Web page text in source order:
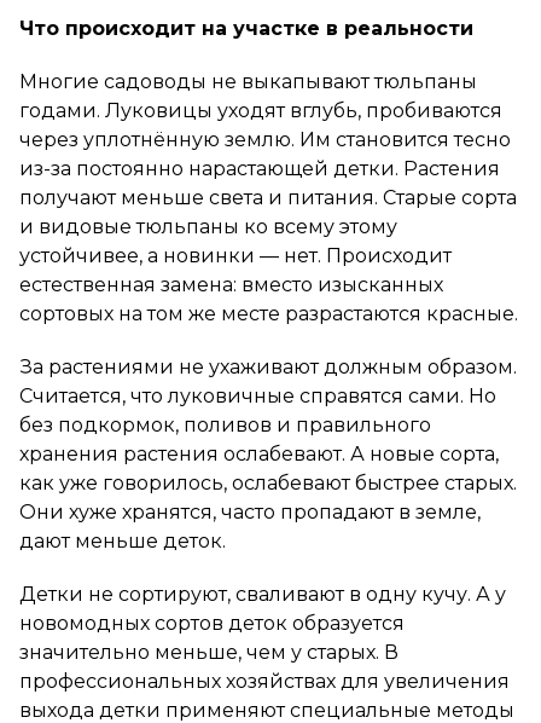
Что происходит на участке в реальности
Многие садоводы не выкапывают тюльпаны
годами. Луковицы уходят вглубь, пробиваются
через уплотнённую землю. Им становится тесно
из-за постоянно нарастающей детки. Растения
получают меньше света и питания. Старые сорта
и видовые тюльпаны ко всему этому
устойчивее, а новинки — нет. Происходит
естественная замена: вместо изысканных
сортовых на том же месте разрастаются красные.
За растениями не ухаживают должным образом.
Считается, что луковичные справятся сами. Но
без подкормок, поливов и правильного
хранения растения ослабевают. А новые сорта,
как уже говорилось, ослабевают быстрее старых.
Они хуже хранятся, часто пропадают в земле,
дают меньше деток.
Детки не сортируют, сваливают в одну кучу. А у
новомодных сортов деток образуется
значительно меньше, чем у старых. В
профессиональных хозяйствах для увеличения
выхода детки применяют специальные методы